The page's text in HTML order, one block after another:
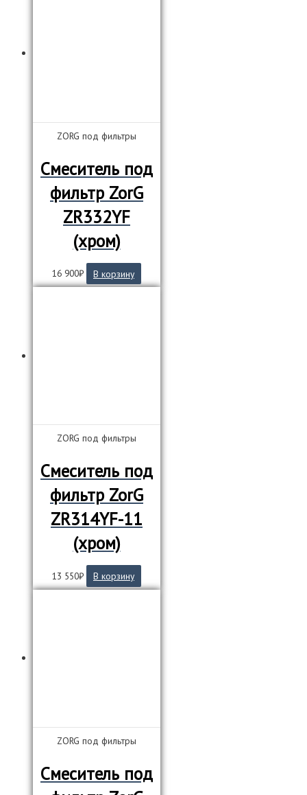
ZORG под фильтры
Смеситель под
фильтр ZorG
ZR332YF
(хром)
16 900₽ В корзину
ZORG под фильтры
Смеситель под
фильтр ZorG
ZR314YF-11
(хром)
13 550₽ В корзину
ZORG под фильтры
Смеситель под